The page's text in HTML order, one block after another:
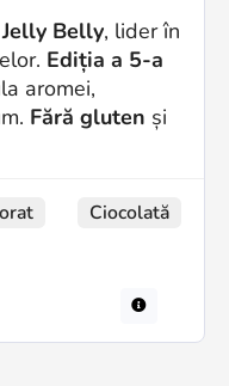
Jelly Belly, lider în
Ediția a 5-a
aromei,
Fără gluten și
Ciocolată